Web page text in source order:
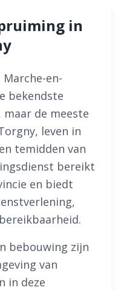
in
en-
bekendste
de meeste
leven in
temidden van
bereikt
en biedt
bebouwing zijn
van
in deze